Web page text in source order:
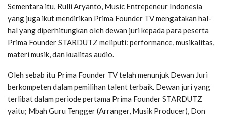
Sementara itu, Rulli Aryanto, Music Entrepeneur Indonesia
yang juga ikut mendirikan Prima Founder TV mengatakan hal-
hal yang diperhitungkan oleh dewan juri kepada para peserta
Prima Founder STARDUTZ meliputi: performance, musikalitas,
materi musik, dan kualitas audio.
Oleh sebab itu Prima Founder TV telah menunjuk Dewan Juri
berkompeten dalam pemilihan talent terbaik. Dewan juri yang
terlibat dalam periode pertama Prima Founder STARDUTZ
yaitu; Mbah Guru Tengger (Arranger, Musik Producer), Don